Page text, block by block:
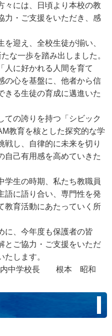
には、日頃より本校の教
力・ご支援をいただき、感
迎え、全校生徒が揃い、
な一歩を踏み出しました。
に好かれる人間を育て
の心を基盤に、他者から信
きる生徒の育成に邁進いた
の誇りを持つ「シビック
教育を核とした探究的な学
戦し、自律的に未来を切り
自己有用感を高めていきた
生の時期、私たち教職員
語に語り合い、専門性を発
教育活動にあたっていく所
に、今年度も保護者の皆
とご協力・ご支援をいただ
します。
内中学校長 根本 昭和